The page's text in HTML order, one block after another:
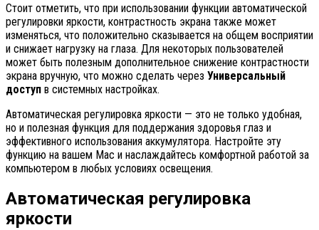
Стоит отметить, что при использовании функции автоматической
регулировки яркости, контрастность экрана также может
изменяться, что положительно сказывается на общем восприятии
и снижает нагрузку на глаза. Для некоторых пользователей
может быть полезным дополнительное снижение контрастности
экрана вручную, что можно сделать через Универсальный
доступ в системных настройках.
Автоматическая регулировка яркости — это не только удобная,
но и полезная функция для поддержания здоровья глаз и
эффективного использования аккумулятора. Настройте эту
функцию на вашем Mac и наслаждайтесь комфортной работой за
компьютером в любых условиях освещения.
Автоматическая регулировка
яркости